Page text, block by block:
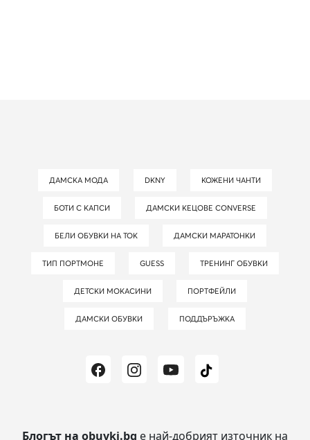
ДАМСКА МОДА DKNY КОЖЕНИ ЧАНТИ
БОТИ С КАПСИ ДАМСКИ КЕЦОВЕ CONVERSE
БЕЛИ ОБУВКИ НА ТОК ДАМСКИ МАРАТОНКИ
ТИП ПОРТМОНЕ GUESS ТРЕНИНГ ОБУВКИ
ДЕТСКИ МОКАСИНИ ПОРТФЕЙЛИ
ДАМСКИ ОБУВКИ ПОДДЪРЪЖКА
Блогът на obuvki.bg е най-добрият източник на